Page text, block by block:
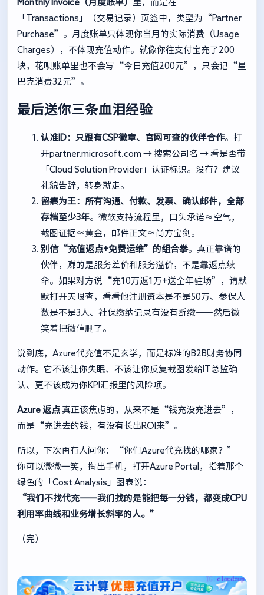
Monthly Invoice（月度账单）里 ，而是在
「Transactions」（交易记录）页签中，类型为“Partner
Purchase”。月度账单只体现你当月的实际消费（Usage
Charges），不体现充值动作。就像你往支付宝充了200
块，花呗账单里也不会写“今日充值200元”，只会记“星
巴克消费32元”。
最后送你三条血泪经验
认准ID：只跟有CSP徽章、官网可查的伙伴合作。打
开partner.microsoft.com → 搜索公司名 → 看是否带
「Cloud Solution Provider」认证标识。没有？建议
礼貌告辞，转身就走。
留痕为王：所有沟通、付款、发票、确认邮件，全部
存档至少3年。微软支持流程里，口头承诺≈空气，
截图证据≈黄金，邮件正文≈尚方宝剑。
别信“充值返点+免费运维”的组合拳。真正靠谱的
伙伴，赚的是服务差价和服务溢价，不是靠返点续
命。如果对方说“充10万返1万+送全年驻场”，请默
默打开天眼查，看看他注册资本是不是50万、参保人
数是不是3人、社保缴纳记录有没有断缴——然后微
笑着把微信删了。
说到底，Azure代充值不是玄学，而是标准的B2B财务协同
动作。它不该让你失眠、不该让你反复截图发给IT总监确
认、更不该成为你KPI汇报里的风险项。
Azure 返点 真正该焦虑的，从来不是“钱充没充进去”，
而是“充进去的钱，有没有长出ROI来”。
所以，下次再有人问你：“你们Azure代充找的哪家？”
你可以微微一笑，掏出手机，打开Azure Portal，指着那个
绿色的「Cost Analysis」图表说：
“我们不找代充——我们找的是能把每一分钱，都变成CPU
利用率曲线和业务增长斜率的人。”
（完）